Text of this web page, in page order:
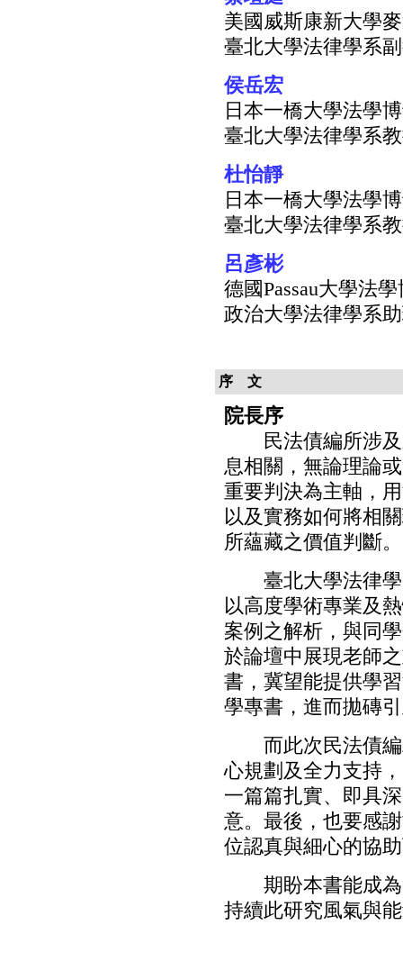
美國威斯康新大學
臺北大學法律學系
侯岳宏
日本一橋大學法學
臺北大學法律學系
杜怡靜
日本一橋大學法學
臺北大學法律學系
呂彥彬
德國Passau大學法
政治大學法律學系
序 文
院長序
民法債編所涉及
息相關，無論理論
重要判決為主軸，
以及實務如何將相
所蘊藏之價值判斷。
臺北大學法律學
以高度學術專業及
案例之解析，與同
於論壇中展現老師
書，冀望能提供學
學專書，進而拋磚
而此次民法債編
心規劃及全力支持
一篇篇扎實、即具
意。最後，也要感
位認真與細心的協
期盼本書能成為
持續此研究風氣與